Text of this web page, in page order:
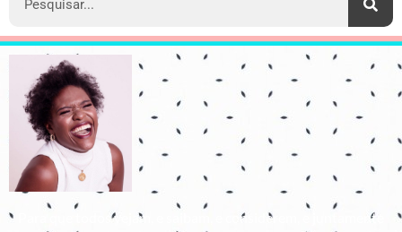
Para que todos vejam, e saibam, e considerem, e juntamente